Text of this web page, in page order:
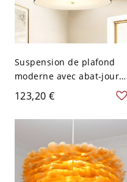
Suspension de plafond
moderne avec abat-jour
en tissu beige et noir,
diamètre de 16"
123,20 €